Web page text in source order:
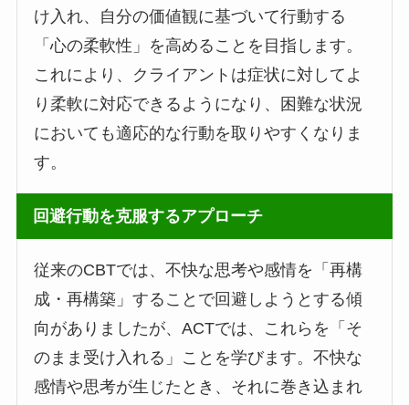
け入れ、自分の価値観に基づいて行動する
「心の柔軟性」を高めることを目指します。
これにより、クライアントは症状に対してよ
り柔軟に対応できるようになり、困難な状況
においても適応的な行動を取りやすくなりま
す。
回避行動を克服するアプローチ
従来のCBTでは、不快な思考や感情を「再構
成・再構築」することで回避しようとする傾
向がありましたが、ACTでは、これらを「そ
のまま受け入れる」ことを学びます。不快な
感情や思考が生じたとき、それに巻き込まれ